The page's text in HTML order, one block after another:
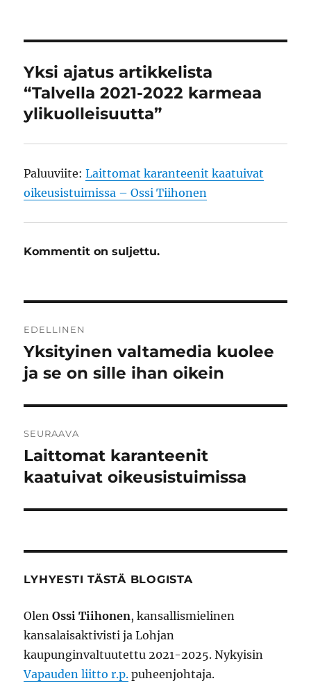
Yksi ajatus artikkelista
“Talvella 2021-2022 karmeaa
ylikuolleisuutta”
Paluuviite:Laittomat karanteenit kaatuivat
oikeusistuimissa – Ossi Tiihonen
Kommentit on suljettu.
selaus
EDELLINEN
Edellinen
artikkeli:
Yksityinen valtamedia kuolee
ja se on sille ihan oikein
SEURAAVA
Seuraava
artikkeli:
Laittomat karanteenit
kaatuivat oikeusistuimissa
LYHYESTI TÄSTÄ BLOGISTA
OlenOssi Tiihonen, kansallismielinen
kansalaisaktivisti ja Lohjan
kaupunginvaltuutettu 2021-2025. Nykyisin
Vapauden liitto r.p. puheenjohtaja.